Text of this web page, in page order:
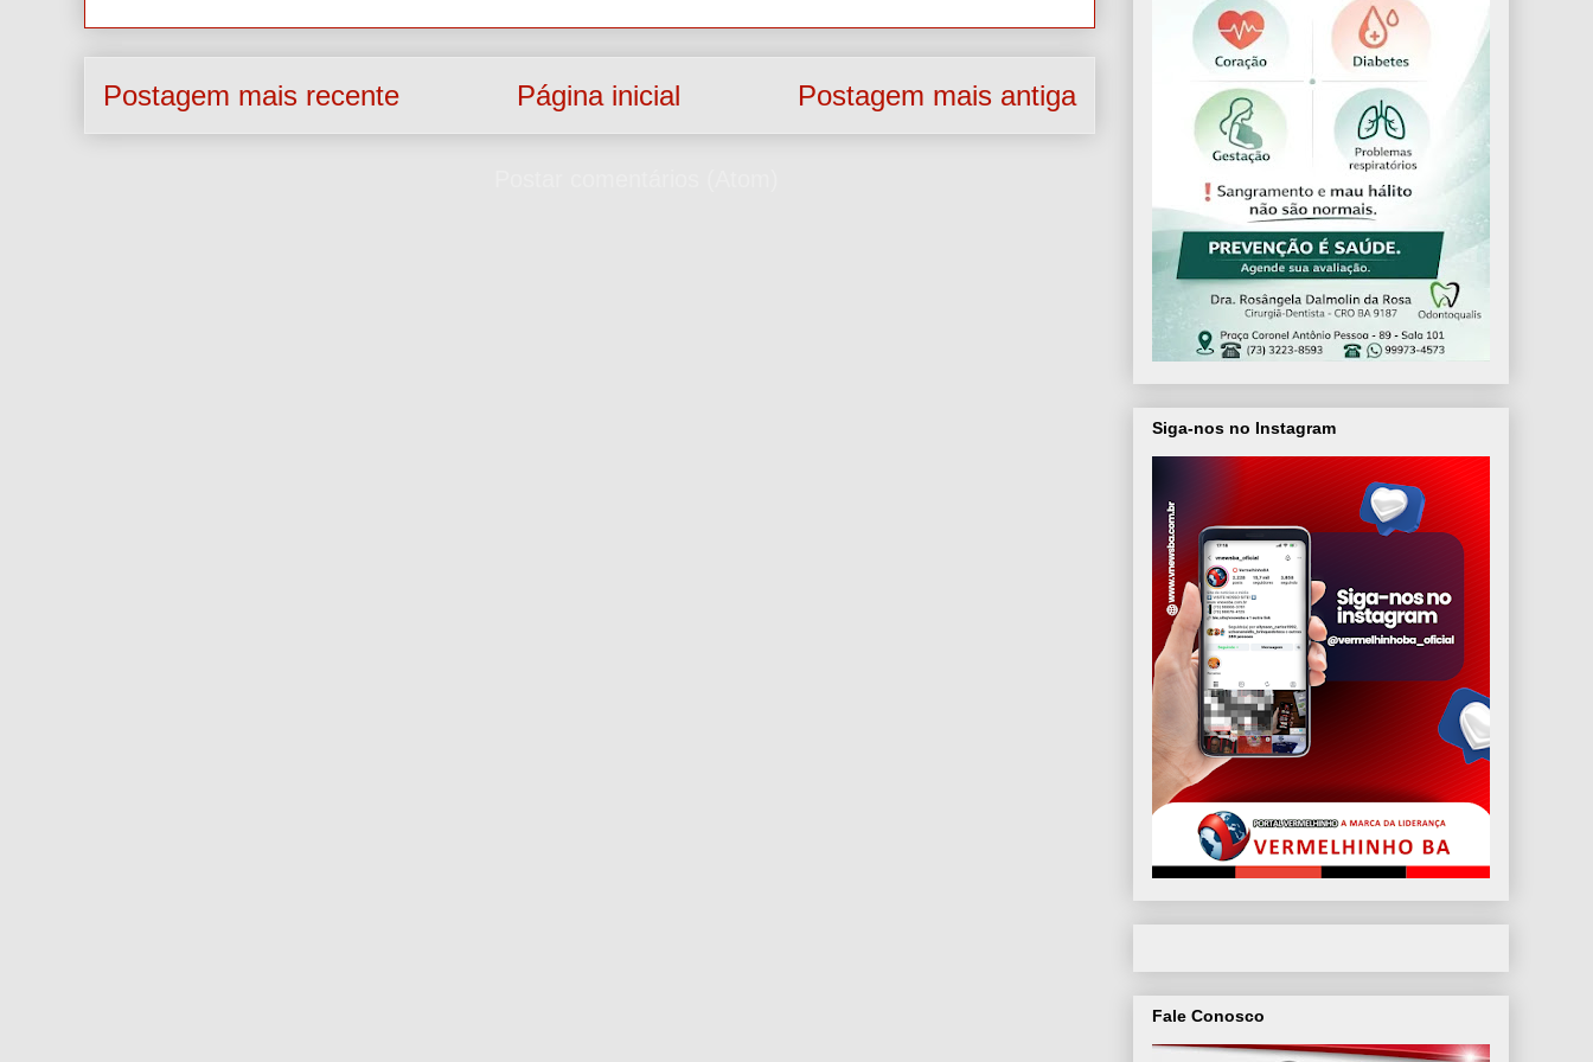
Postagem mais recente Postagem mais antiga
Página inicial
Siga-nos no Instagram
Fale Conosco